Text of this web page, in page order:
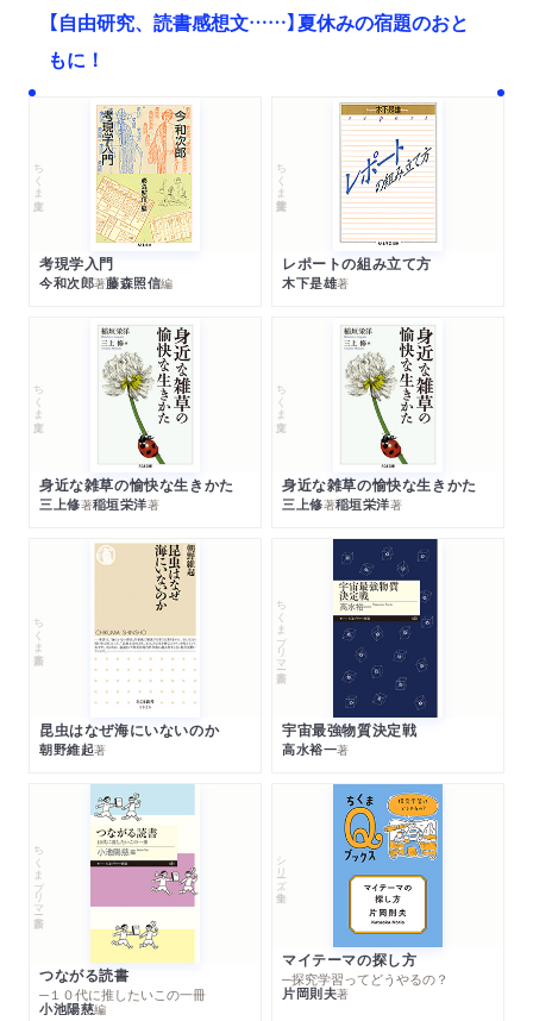
【自由研究、読書感想文……】夏休みの宿題のおと
もに！
ちくま文庫
考現学入門
今和次郎著藤森照信編
ちくま学芸文庫
レポートの組み立て方
木下是雄著
ちくま文庫
身近な雑草の愉快な生きかた
三上修著稲垣栄洋著
ちくま文庫
身近な雑草の愉快な生きかた
三上修著稲垣栄洋著
ちくま新書
昆虫はなぜ海にいないのか
朝野維起著
ちくまプリマー新書
宇宙最強物質決定戦
高水裕一著
ちくまプリマー新書
つながる読書
─１０代に推したいこの一冊
小池陽慈編
シリーズ・全集
マイテーマの探し方
─探究学習ってどうやるの？
片岡則夫著